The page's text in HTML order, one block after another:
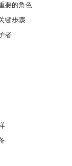
要的角色
键步骤
者